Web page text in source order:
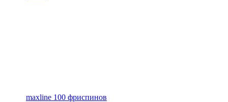
maxline 100 фриспинов